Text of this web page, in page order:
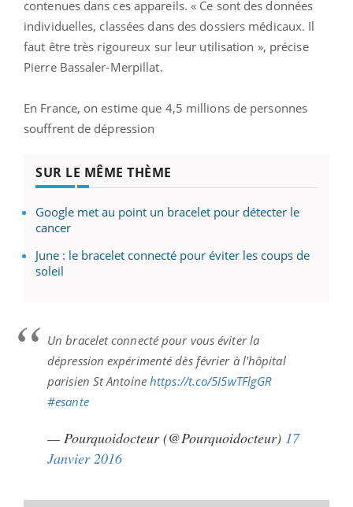
contenues dans ces appareils. « Ce sont des données
individuelles, classées dans des dossiers médicaux. Il
faut être très rigoureux sur leur utilisation », précise
Pierre Bassaler-Merpillat.
En France, on estime que 4,5 millions de personnes
souffrent de dépression
SUR LE MÊME THÈME
Google met au point un bracelet pour détecter le
cancer
June : le bracelet connecté pour éviter les coups de
soleil
Un bracelet connecté pour vous éviter la
dépression expérimenté dès février à l'hôpital
parisien St Antoine https://t.co/5I5wTFlgGR
#esante
— Pourquoidocteur (@Pourquoidocteur) 17
Janvier 2016